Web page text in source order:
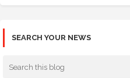
SEARCH YOUR NEWS